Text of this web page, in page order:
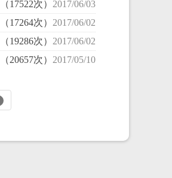
（17522次） 2017/06/03
（17264次） 2017/06/02
（19286次） 2017/06/02
（20657次） 2017/05/10